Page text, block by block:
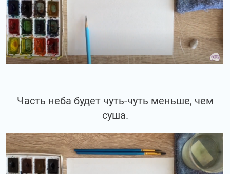
Часть неба будет чуть-чуть меньше, чем
суша.